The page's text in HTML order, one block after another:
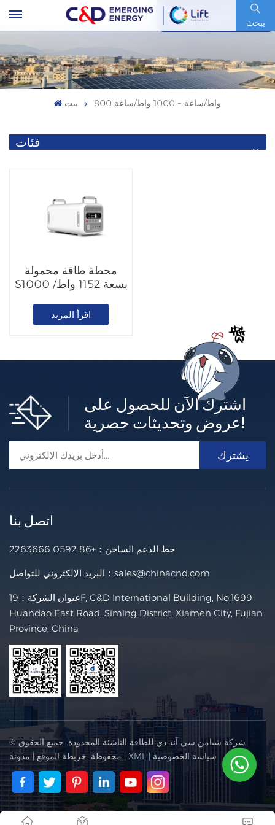
يبحث
رمز السهم : 600153.SH
بيت 800 واط/ساعة ~ 1000 واط/ساعة
فئات
محطة طاقة محمولة
S1000 بسعة 1152 واط/
اقرأ المزيد
اشترك الآن للحصول على
عروض وتحديثات حصرية!
اتصل بنا
خط الدعم الساخن： +86 0592 2263666
البريد الإلكتروني للتواصل： sales@chinacnd.com
عنوان الشركة：19F, C&D International Building, No.1699
Huandao East Road, Siming District, Xiamen City, Fujian
Province, China
© شركة شيامن سي آند دي للطاقة الناشئة المحدودة. جميع الحقوق
محفوظة.خريطة الموقع|مدونة | XML |سياسة الخصوصية